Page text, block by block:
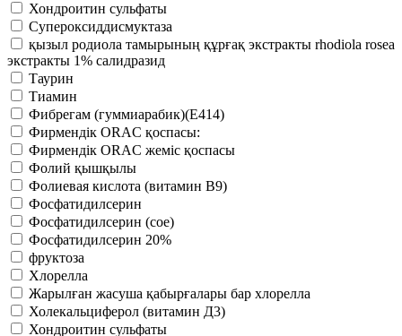
Хондроитин сульфаты
Супероксиддисмуктаза
қызыл родиола тамырының құрғақ экстракты rhodiola rosea
экстракты 1% салидразид
Таурин
Тиамин
Фибрегам (гуммиарабик)(Е414)
Фирмендік ORAC қоспасы:
Фирмендік ORAC жеміс қоспасы
Фолий қышқылы
Фолиевая кислота (витамин В9)
Фосфатидилсерин
Фосфатидилсерин (сое)
Фосфатидилсерин 20%
фруктоза
Хлорелла
Жарылған жасуша қабырғалары бар хлорелла
Холекальциферол (витамин Д3)
Хондроитин сульфаты